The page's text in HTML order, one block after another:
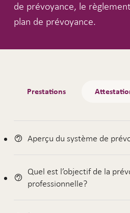
de prévoyance, le
plan de prévoyance.
TabsPrestations
Aperçu du système de
Quel est l’objectif de la
professionnelle?